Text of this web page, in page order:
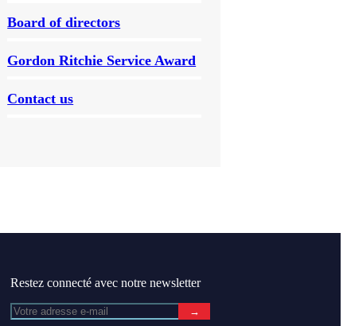
Board of directors
Gordon Ritchie Service Award
Contact us
Restez connecté avec notre newsletter
→